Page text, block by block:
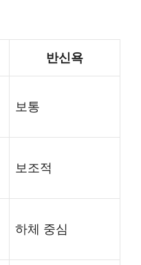
반신욕
보통
보조적
하체 중심